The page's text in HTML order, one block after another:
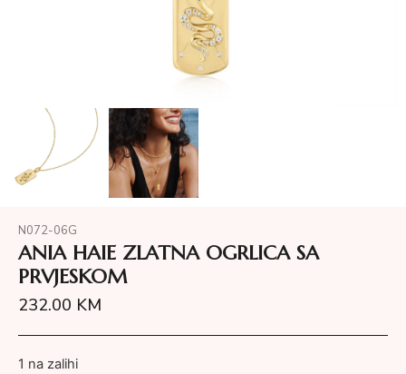
N072-06G
ANIA HAIE ZLATNA OGRLICA SA
PRVJESKOM
232.00 KM
1 na zalihi